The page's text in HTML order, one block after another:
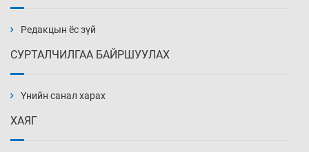
7 цаг 59 мин
8 цаг 29 мин
Редакцын ёс зүй
СУРТАЛЧИЛГАА БАЙРШУУЛАХ
Үнийн санал харах
ХАЯГ